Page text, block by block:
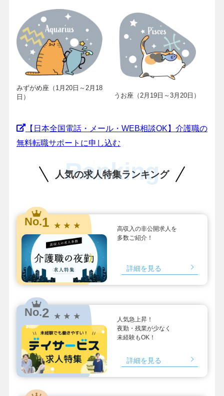
みずがめ座（1月20日～2月18
日）
うお座（2月19日～3月20日）
【日本全国電話・メール・WEB相談OK】介護職の
無料転職サポートに申し込む
人気の求人特集ランキング
Ranking
No.1 ★ ★ ★
高収入の非公開求人を
多数ご紹介！
詳細を見る
No.2 ★ ★ ★
人気急上昇！
夜勤・残業が少なく
未経験もOK！
詳細を見る